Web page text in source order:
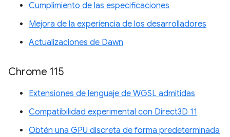
Cumplimiento de las especificaciones
Mejora de la experiencia de los desarrolladores
Actualizaciones de Dawn
Chrome 115
Extensiones de lenguaje de WGSL admitidas
Compatibilidad experimental con Direct3D 11
Obtén una GPU discreta de forma predeterminada